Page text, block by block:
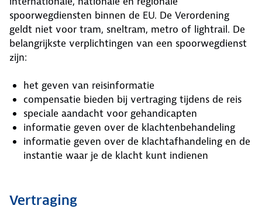
spoorwegdiensten binnen de EU. De Verordening
geldt niet voor tram, sneltram, metro of lightrail. De
belangrijkste verplichtingen van een spoorwegdienst
zijn:
het geven van reisinformatie
compensatie bieden bij vertraging tijdens de reis
speciale aandacht voor gehandicapten
informatie geven over de klachtenbehandeling
informatie geven over de klachtafhandeling en de
instantie waar je de klacht kunt indienen
Vertraging